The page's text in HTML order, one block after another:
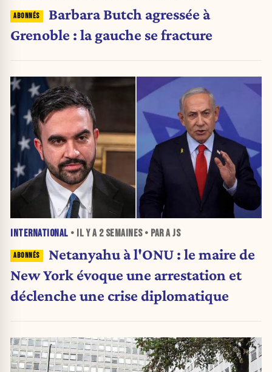
Barbara Butch agressée à
Grenoble : la gauche se fracture
INTERNATIONAL • IL Y A 2 SEMAINES• PAR A JS
Netanyahu à l'ONU : le maire de
New York évoque une arrestation et
déclenche une crise diplomatique